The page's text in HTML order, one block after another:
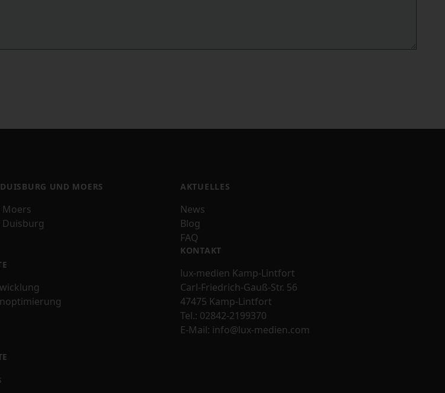
UND MOERS AKTUELLES
News
Blog
FAQ
KONTAKT
lux-medien Kamp-Lintfort
Carl-Friedrich-Gauß-Str. 56
47475 Kamp-Lintfort
Tel.: 02842-2199370
E-Mail: info@lux-medien.com